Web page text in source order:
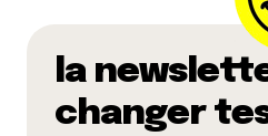
la
changer